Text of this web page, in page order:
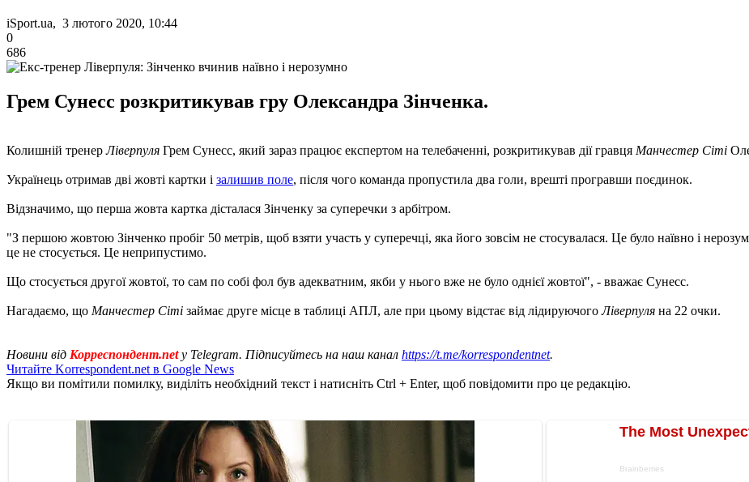
iSport.ua, 3 лютого 2020, 10:44
0
686
Грем Сунесс розкритикував гру Олександра Зінченка.
Колишній тренерЛіверпуля Грем Сунесс, який зараз працює експертом на телебаченні, розкритикував дії гравця Манчестер Сіті
Українець отримав дві жовті картки і залишив поле, після чого команда пропустила два голи, врешті програвши поєдинок.
Відзначимо, що перша жовта картка дісталася Зінченку за суперечки з арбітром.
"З першою жовтою Зінченко пробіг 50 метрів, щоб взяти участь у суперечці, яка його зовсім не стосувалася. Це було наївно і
це не стосується. Це неприпустимо.
Що стосується другої жовтої, то сам по собі фол був адекватним, якби у нього вже не було однієї жовтої", - вважає Сунесс.
Нагадаємо, що Манчестер Сіті займає друге місце в таблиці АПЛ, але при цьому відстає від лідируючогоЛіверпуля на 22 очки.
Новини від Корреспондент.net у Telegram. Підписуйтесь на наш канал https://t.me/korrespondentnet.
Читайте Korrespondent.net в Google News
Якщо ви помітили помилку, виділіть необхідний текст і натисніть Ctrl + Enter, щоб повідомити про це редакцію.